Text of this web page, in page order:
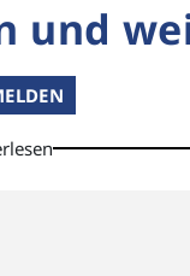
und